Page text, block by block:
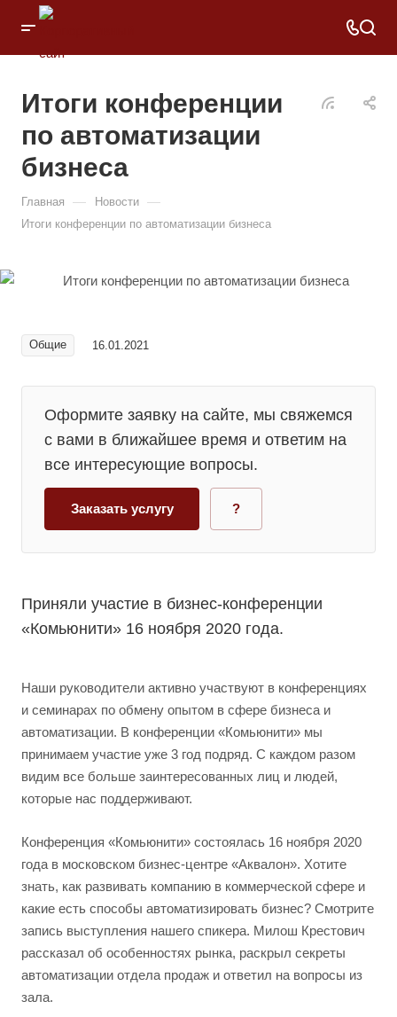
Итоги конференции
по автоматизации
бизнеса
Главная — Новости —
Итоги конференции по автоматизации бизнеса
Общие 16.01.2021
Оформите заявку на сайте, мы свяжемся
с вами в ближайшее время и ответим на
все интересующие вопросы.
Заказать услугу ?
Приняли участие в бизнес-конференции
«Комьюнити» 16 ноября 2020 года.
Наши руководители активно участвуют в конференциях
и семинарах по обмену опытом в сфере бизнеса и
автоматизации. В конференции «Комьюнити» мы
принимаем участие уже 3 год подряд. С каждом разом
видим все больше заинтересованных лиц и людей,
которые нас поддерживают.
Конференция «Комьюнити» состоялась 16 ноября 2020
года в московском бизнес-центре «Аквалон». Хотите
знать, как развивать компанию в коммерческой сфере и
какие есть способы автоматизировать бизнес? Смотрите
запись выступления нашего спикера. Милош Крестович
рассказал об особенностях рынка, раскрыл секреты
автоматизации отдела продаж и ответил на вопросы из
зала.